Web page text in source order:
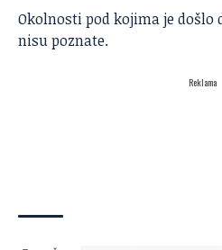
Okolnosti pod kojima je došlo
nisu poznate.
Reklama